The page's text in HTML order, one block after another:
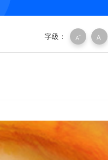
字級：